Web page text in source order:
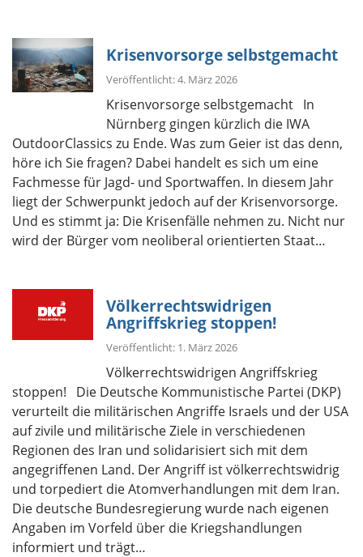
Krisenvorsorge selbstgemacht
Veröffentlicht: 4. März 2026
Krisenvorsorge selbstgemacht In
Nürnberg gingen kürzlich die IWA
OutdoorClassics zu Ende. Was zum Geier ist das denn,
höre ich Sie fragen? Dabei handelt es sich um eine
Fachmesse für Jagd- und Sportwaffen. In diesem Jahr
liegt der Schwerpunkt jedoch auf der Krisenvorsorge.
Und es stimmt ja: Die Krisenfälle nehmen zu. Nicht nur
wird der Bürger vom neoliberal orientierten Staat…
Völkerrechtswidrigen
Angriffskrieg stoppen!
Veröffentlicht: 1. März 2026
Völkerrechtswidrigen Angriffskrieg
stoppen! Die Deutsche Kommunistische Partei (DKP)
verurteilt die militärischen Angriffe Israels und der USA
auf zivile und militärische Ziele in verschiedenen
Regionen des Iran und solidarisiert sich mit dem
angegriffenen Land. Der Angriff ist völkerrechtswidrig
und torpediert die Atomverhandlungen mit dem Iran.
Die deutsche Bundesregierung wurde nach eigenen
Angaben im Vorfeld über die Kriegshandlungen
informiert und trägt…